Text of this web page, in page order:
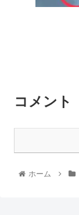
コメント
ホーム